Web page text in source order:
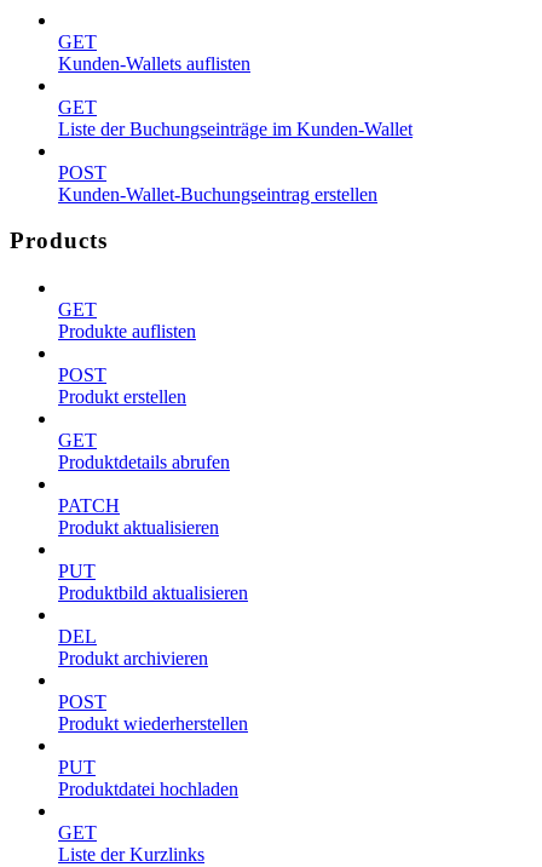
GET
Kunden-Wallets auflisten
GET
Liste der Buchungseinträge im Kunden-Wallet
POST
Kunden-Wallet-Buchungseintrag erstellen
Products
GET
Produkte auflisten
POST
Produkt erstellen
GET
Produktdetails abrufen
PATCH
Produkt aktualisieren
PUT
Produktbild aktualisieren
DEL
Produkt archivieren
POST
Produkt wiederherstellen
PUT
Produktdatei hochladen
GET
Liste der Kurzlinks